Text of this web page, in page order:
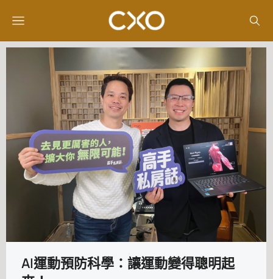
AI運動預防科學：讓運動變得聰明起